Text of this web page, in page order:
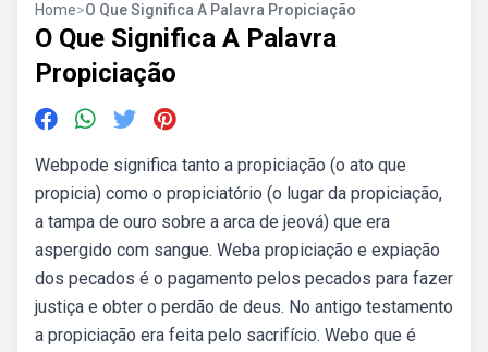
Home>O Que Significa A Palavra Propiciação
O Que Significa A Palavra
Propiciação
Webpode significa tanto a propiciação (o ato que
propicia) como o propiciatório (o lugar da propiciação,
a tampa de ouro sobre a arca de jeová) que era
aspergido com sangue. Weba propiciação e expiação
dos pecados é o pagamento pelos pecados para fazer
justiça e obter o perdão de deus. No antigo testamento
a propiciação era feita pelo sacrifício. Webo que é